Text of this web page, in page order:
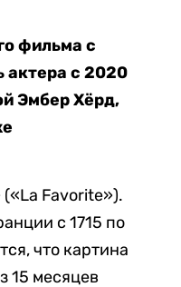
фильма с
актера с 2020
Эмбер Хёрд,
Favorite»).
с 1715 по
что картина
15 месяцев